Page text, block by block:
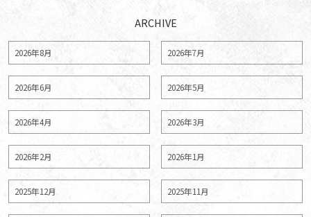
ARCHIVE
2026年8月 2026年7月
2026年6月 2026年5月
2026年4月 2026年3月
2026年2月 2026年1月
2025年12月 2025年11月